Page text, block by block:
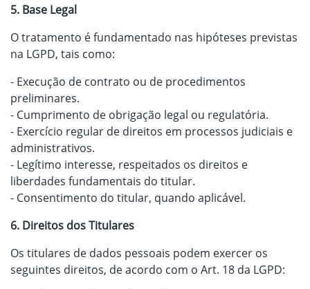
5. Base Legal
O tratamento é fundamentado nas hipóteses previstas
na LGPD, tais como:
- Execução de contrato ou de procedimentos
preliminares.
- Cumprimento de obrigação legal ou regulatória.
- Exercício regular de direitos em processos judiciais e
administrativos.
- Legítimo interesse, respeitados os direitos e
liberdades fundamentais do titular.
- Consentimento do titular, quando aplicável.
6. Direitos dos Titulares
Os titulares de dados pessoais podem exercer os
seguintes direitos, de acordo com o Art. 18 da LGPD: